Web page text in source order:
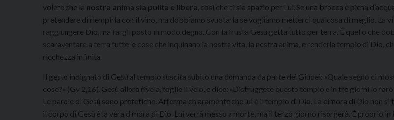
volere che la nostra anima sia pulita e libera , così che ci sia spazio per Lui. Se una brocca è piena
pretendere di riempirla con il vino, ma dobbiamo svuotarla se vogliamo metterci qualcosa di meglio. La
raggiungere Dio, ma fargli posto in modo degno. Con la frusta Gesù getta tutto per terra. È quello che
scaraventare a terra tutte le cose che inquinano la nostra vita, la nostra anima, e renderla tempio di Dio,
ricchezza infinita.
Il gesto indignato di Gesù al tempio suscita subito una domanda da parte dei Giudei: «Quale segno ci
cose?» (Gv 2,16). Gesù allora rivela, toglie il velo, e dice: «Distruggete questo tempio e in tre giorni lo
Le parole di Gesù sono profetiche. Afferma chiaramente che lui è il tempio di Dio. La dimora di Dio non si
il corpo di Gesù è la vera dimora di Dio. Lui verrà messo a morte, ma il terzo giorno risorgerà. È proprio in